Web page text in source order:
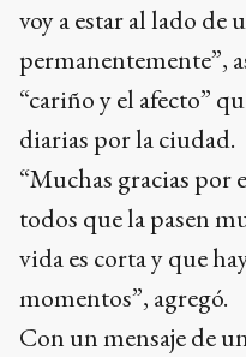
voy a estar al lado de
permanentemente”,
“cariño y el afecto”
diarias por la ciudad.
“Muchas gracias por
todos que la pasen
vida es corta y que
momentos”, agregó.
Con un mensaje de